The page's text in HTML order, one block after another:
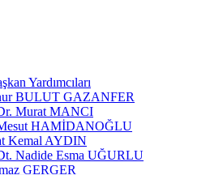
Yardımcıları
BULUT GAZANFER
Murat MANCI
HAMİDANOĞLU
Kemal AYDIN
Nadide Esma UĞURLU
GERGER